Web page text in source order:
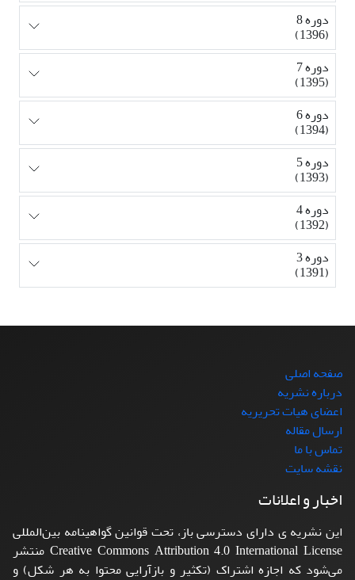
دوره 8
(1396)
دوره 7
(1395)
دوره 6
(1394)
دوره 5
(1393)
دوره 4
(1392)
دوره 3
(1391)
صفحه اصلی
درباره نشریه
اعضای هیات تحریریه
ارسال مقاله
تماس با ما
نقشه سایت
اخبار و اعلانات
این نشریه ی دارای دسترسی باز، تحت قوانین گواهینامه بین‌المللی
Creative Commons Attribution 4.0 International License منتشر
می‌شود که اجازه اشتراک (تکثیر و بازآرایی محتوا به هر شکل) و